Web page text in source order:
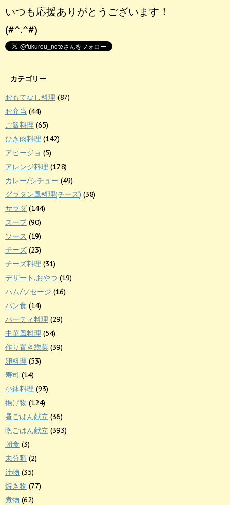
いつも応援ありがとうございます！
(#^.^#)
カテゴリー
おもてなし料理 (87)
お弁当 (44)
ご飯料理 (65)
ひき肉料理 (142)
アヒージョ (5)
アレンジ料理 (178)
カレー/シチュー (49)
グラタン風料理(チーズ) (38)
サラダ (144)
スープ(90)
ソース (19)
チーズ (23)
チーズ料理 (31)
デザート,おやつ (19)
ハム/ソセージ (16)
パン食 (14)
パーティ料理 (29)
中華風料理 (54)
作り置き惣菜 (39)
卵料理 (53)
寿司 (14)
小鉢料理 (93)
揚げ物 (124)
昼ごはん献立 (36)
晩ごはん献立 (393)
朝食 (3)
未分類 (2)
汁物 (35)
焼き物 (77)
煮物 (62)